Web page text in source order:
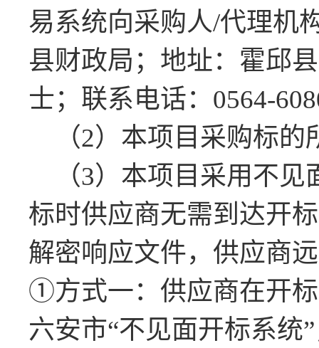
易系统向采购人/代理机
县财政局；地址：霍邱
士；联系电话： 0564-
（2）本项目采购标的
（3） 本项目采用不见
标时供应商无需到达开
解密响应文件， 供应商
①方式一： 供应商在开
六安市“不见面开标系统